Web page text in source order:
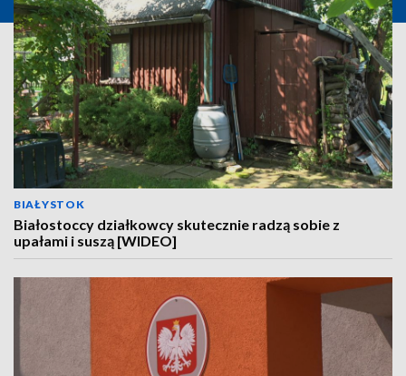
BIAŁYSTOK
Białostoccy działkowcy skutecznie radzą sobie z
upałami i suszą [WIDEO]